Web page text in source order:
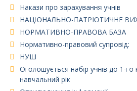
Накази про зарахування учнів
НАЦІОНАЛЬНО-ПАТРІОТИЧНЕ
НОРМАТИВНО-ПРАВОВА БАЗА
Нормативно-правовий супровід:
НУШ
Оголошується набір учнів до 1-го
навчальний рік